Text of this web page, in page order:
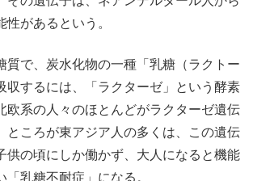
があるという。
質で、炭水化物の一種「乳糖（ラクトー
収するには、「ラクターゼ」という酵素
欧系の人々のほとんどがラクターゼ遺伝
ところが東アジア人の多くは、この遺伝
供の頃にしか働かず、大人になると機能
「乳糖不耐症」になる。